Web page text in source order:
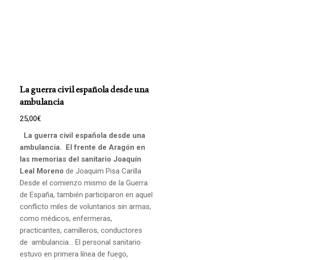
La guerra civil española desde una
ambulancia
25,00€
La guerra civil española desde una
ambulancia. El frente de Aragón en
las memorias del sanitario Joaquín
Leal Moreno de Joaquim Pisa Carilla
Desde el comienzo mismo de la Guerra
de España, también participaron en aquel
conflicto miles de voluntarios sin armas,
como médicos, enfermeras,
practicantes, camilleros, conductores
de ambulancia… El personal sanitario
estuvo en primera línea de fuego,